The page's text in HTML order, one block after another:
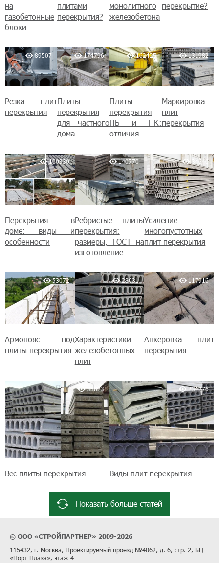
на
газобетонные
блоки
плитами
перекрытия?
монолитного
железобетона
перекрытие?
89507
Резка плит
перекрытия
174796
Плиты
перекрытия
для частного
дома
162425
Плиты
перекрытия
ПБ и ПК:
отличия
131982
Маркировка
плит
перекрытия
100330
Перекрытия в
доме: виды и
особенности
140770
Ребристые плиты
перекрытия:
размеры, ГОСТ на
изготовление
34640
Усиление
многопустотных
плит перекрытия
53072
Армопояс под
плиты перекрытия
28631
Характеристики
железобетонных
плит
117916
Анкеровка плит
перекрытия
38823
Вес плиты перекрытия
231276
Виды плит перекрытия
Показать больше статей
© ООО «СТРОЙПАРТНЕР» 2009-2026
115432, г. Москва, Проектируемый проезд №4062, д. 6, стр. 2, БЦ
«Порт Плаза», этаж 4